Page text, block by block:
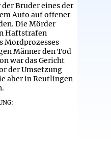
Bruder eines der
Auto auf offener
Die Mörder
Haftstrafen
Mordprozesses
Männer den Tod
war das Gericht
der Umsetzung
aber in Reutlingen